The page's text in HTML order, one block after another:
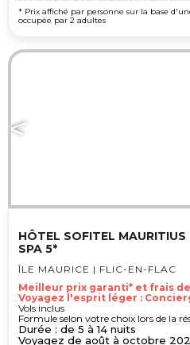
* Prix affiché par personne sur la base
occupée par 2 adultes
HÔTEL SOFITEL
SPA 5*
ÎLE MAURICE | FLIC-EN-FLAC
Meilleur prix garanti* et frais
Voyagez l'esprit léger :
Vols inclus
Formule selon votre choix lors de la
Durée : de 5 à 14 nuits
Voyagez de août à octobre